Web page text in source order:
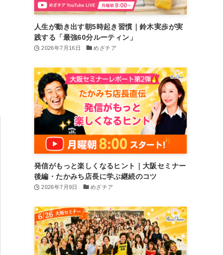
人生が動き出す朝5時起き習慣｜鈴木実歩が実
践する「最強60分ルーティン」
2026年7月16日 めざチア
発信がもっと楽しくなるヒント｜大阪セミナー
後編・たかみち店長に学ぶ継続のコツ
2026年7月9日 めざチア